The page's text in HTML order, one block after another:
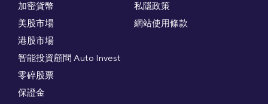
加密貨幣
美股市場
港股市場
智能投資顧問 Auto Invest
零碎股票
保證金
私隱政策
網站使用條款